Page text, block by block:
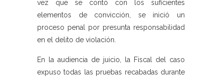
vez que se contó con los suficientes
elementos de convicción, se inició un
proceso penal por presunta responsabilidad
en el delito de violación.
En la audiencia de juicio, la Fiscal del caso
expuso todas las pruebas recabadas durante